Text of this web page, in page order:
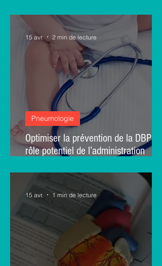
THAÏLANDE QUI CHANGE LES
PRATIQUES
Optimiser la prévention de la DBP :
rôle potentiel de l’administration
Pneumologie
15 avr. 2 min de lecture
15 avr. 1 min de lecture